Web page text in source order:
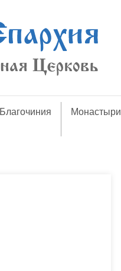
Благочиния Монастыри